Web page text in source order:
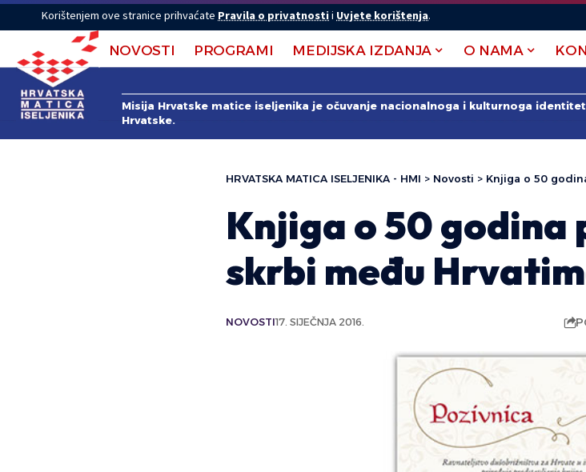
Korištenjem ove stranice prihvaćate Pravila o privatnostii Uvjete korištenja.
NOVOSTI PROGRAMI MEDIJSKA IZDANJA O NAMA
Misija Hrvatske matice iseljenika je očuvanje nacionalnoga i kulturnoga
Hrvatske.
HRVATSKA MATICA ISELJENIKA - HMI > Novosti > Knjiga o 50
Knjiga o 50 godina
skrbi među
NOVOSTI17. SIJEČNJA 2016.